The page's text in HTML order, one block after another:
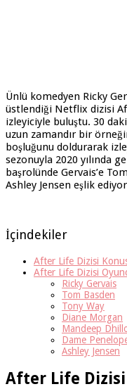
Ünlü komedyen Ricky
üstlendiği Netflix dizisi
izleyiciyle buluştu. 30
uzun zamandır bir
boşluğunu doldurarak
sezonuyla 2020 yılında
başrolünde Gervais’e
Ashley Jensen eşlik
İçindekiler
After Life Dizisi
After Life Dizisi
Ricky Gervais
Tom Basden
Tony Way
Diane Morgan
Mandeep
Dame
Ashley Jensen
After Life Dizisi